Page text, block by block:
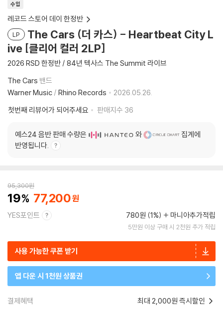
수입
레코드 스토어 데이 한정반
LP
The Cars (더 카스) - Heartbeat City L
ive [클리어 컬러 2LP]
2026 RSD 한정반 / 84년 텍사스 The Summit 라이브
The Cars 밴드
Warner Music / Rhino Records
2026.05.26.
첫번째 리뷰어가 되어주세요
판매지수 36
예스24 음반 판매 수량은 와
집계에
반영됩니다.
95,300원
19 77,200
YES포인트 780원 (1%) 마니아추가적립
5만원 이상 구매 시 2천원 추가 적립
사용 가능한 쿠폰 받기
앱 다운 시 1천원 상품권
결제혜택 최대 2,000원 즉시할인